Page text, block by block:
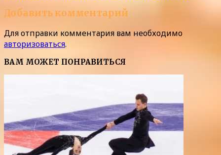
Добавить комментарий
Для отправки комментария вам необходимо
авторизоваться.
ВАМ МОЖЕТ ПОНРАВИТЬСЯ